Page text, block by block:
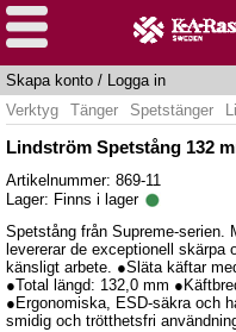
Skapa konto / Logga in
Verktyg
Tänger Spetstänger
Lindström Spetstång 132
Artikelnummer: 869-11
Lager: Finns i lager
Spetstång från Supreme-serien.
levererar de exceptionell
känsligt arbete. ●Släta käftar
●Total längd: 132,0 mm
●Ergonomiska, ESD-säkra och
smidig och trötthetsfri